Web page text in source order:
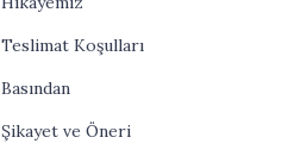
Teslimat Koşulları
Basından
Şikayet ve Öneri